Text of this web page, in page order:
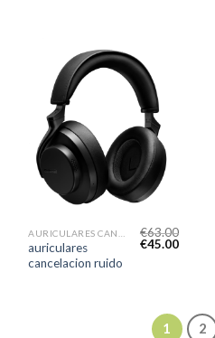
auriculares
cancelacion ruido
€63.00
€45.00
1 2